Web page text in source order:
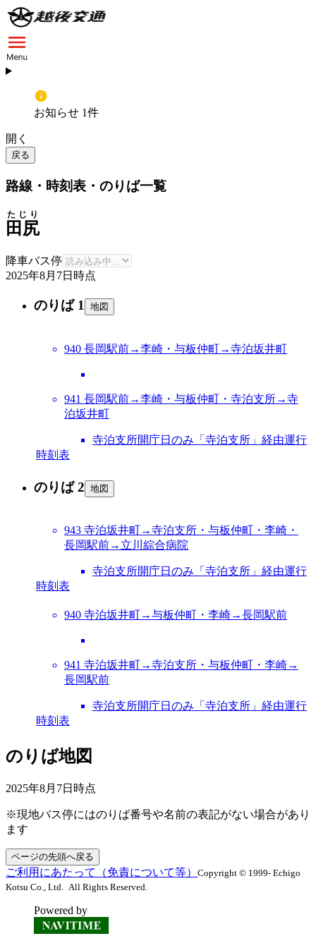
お知らせ 1件
開く
戻る
路線・時刻表・のりば一覧
田尻
たじり
降車バス停
2025年8月7日 時点
のりば 1 地図
940 長岡駅前→李崎・与板仲町→寺泊坂井町
941 長岡駅前→李崎・与板仲町・寺泊支所→寺
泊坂井町
寺泊支所開庁日のみ「寺泊支所」経由運行
時刻表
のりば 2 地図
943 寺泊坂井町→寺泊支所・与板仲町・李崎・
長岡駅前→立川綜合病院
寺泊支所開庁日のみ「寺泊支所」経由運行
時刻表
940 寺泊坂井町→与板仲町・李崎→長岡駅前
941 寺泊坂井町→寺泊支所・与板仲町・李崎→
長岡駅前
寺泊支所開庁日のみ「寺泊支所」経由運行
時刻表
のりば地図
2025年8月7日 時点
※現地バス停にはのりば番号や名前の表記がない場合があり
ます
ページの先頭へ戻る
ご利用にあたって（免責について等） Copyright © 1999- Echigo
Kotsu Co., Ltd. All Rights Reserved.
Powered by